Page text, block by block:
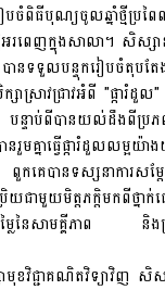
បចំពិធីបុណ្យចូលឆ្នាំថ្មីប្រព
រពេញក្នុងសាលា។ សិស្
ទទួលបន្ទុករៀបចំតុបតែ
ស្រាវជ្រាវអំពី "ផ្ការំដួ
បន្ទាប់ពីបានយល់ដឹងពី
មគ្នាធ្វើផ្ការំដួលលម្អយ៉
រ ពួកគេបានទស្សនាការ
យជាមួយមិត្តភក្តិមកពីថ្នាក់
ៃនៃសាមគ្គីភាព និងប្
ជ្ជាគណិតវិទ្យាវិញ សិស្សថ្